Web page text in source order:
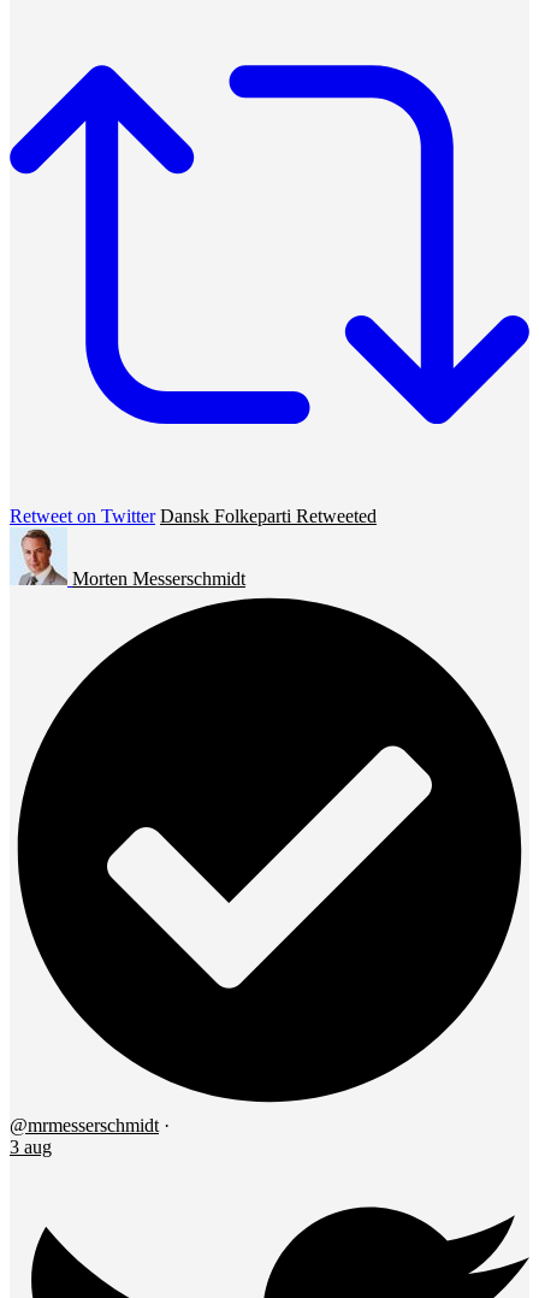
Retweet on Twitter Dansk Folkeparti Retweeted
Morten Messerschmidt
@mrmesserschmidt ·
3 aug